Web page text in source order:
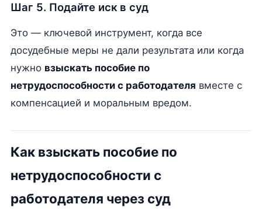
Шаг 5. Подайте иск в суд
Это — ключевой инструмент, когда все
досудебные меры не дали результата или когда
нужно взыскать пособие по
нетрудоспособности с работодателя вместе с
компенсацией и моральным вредом.
Как взыскать пособие по
нетрудоспособности с
работодателя через суд